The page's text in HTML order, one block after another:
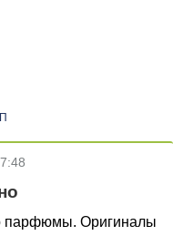
парфюмы. Оригиналы